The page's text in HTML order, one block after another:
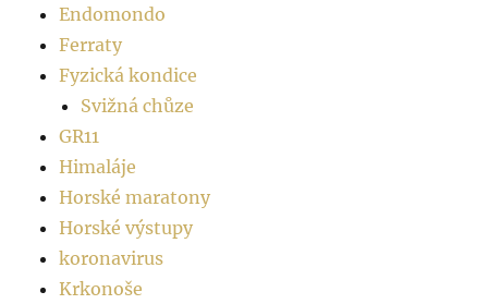
Endomondo
Ferraty
Fyzická kondice
Svižná chůze
GR11
Himaláje
Horské maratony
Horské výstupy
koronavirus
Krkonoše